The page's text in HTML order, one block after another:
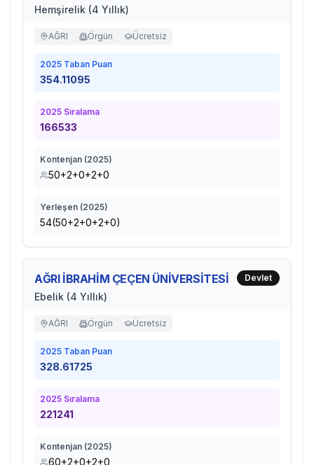
Hemşirelik (4 Yıllık)
AĞRI Örgün Ücretsiz
2025 Taban Puan
354.11095
2025 Sıralama
166533
Kontenjan (2025)
50+2+0+2+0
Yerleşen (2025)
54(50+2+0+2+0)
AĞRI İBRAHİM ÇEÇEN ÜNİVERSİTESİ
Ebelik (4 Yıllık)
Devlet
AĞRI Örgün Ücretsiz
2025 Taban Puan
328.61725
2025 Sıralama
221241
Kontenjan (2025)
60+2+0+2+0